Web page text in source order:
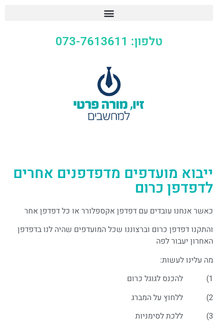
טלפון: 073-7613611
ייבוא מועדפים מדפדפנים אחרים
לדפדפן כרום
כאשר אנחנו עובדים עם דפדפן אקספלורר או כל דפדפן אחר
והתקנו דפדפן כרום וברצוננו שכל המועדפים שהיה לנו בדפדפן
האחרון יעבור לפה
מה עלינו לעשות:
1) להכנס לגוגל כרום
2) ללחוץ על המברג
3) ללכת לסימניות